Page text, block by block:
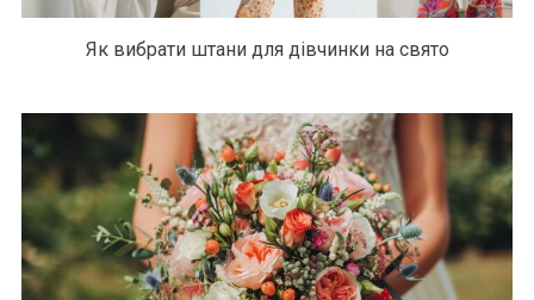
Як вибрати штани для дівчинки на свято